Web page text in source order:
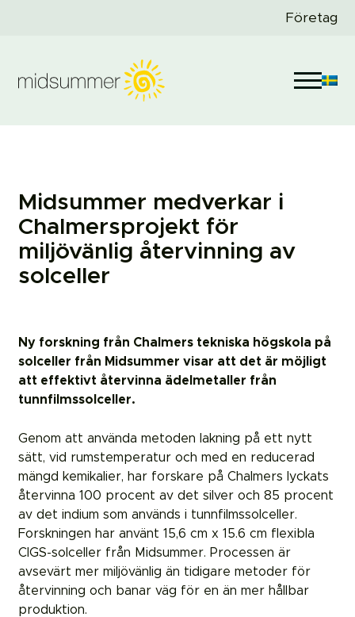
Företag
Midsummer medverkar i
Chalmersprojekt för
miljövänlig återvinning av
solceller
Ny forskning från Chalmers tekniska högskola på
solceller från Midsummer visar att det är möjligt
att effektivt återvinna ädelmetaller från
tunnfilmssolceller.
Genom att använda metoden lakning på ett nytt
sätt, vid rumstemperatur och med en reducerad
mängd kemikalier, har forskare på Chalmers lyckats
återvinna 100 procent av det silver och 85 procent
av det indium som används i tunnfilmssolceller.
Forskningen har använt 15,6 cm x 15.6 cm flexibla
CIGS-solceller från Midsummer. Processen är
avsevärt mer miljövänlig än tidigare metoder för
återvinning och banar väg för en än mer hållbar
produktion.